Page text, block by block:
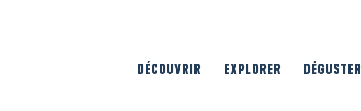
DÉCOUVRIR EXPLORER DÉGUSTER